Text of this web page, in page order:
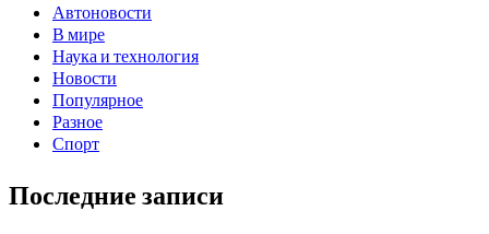
Автоновости
В мире
Наука и технология
Новости
Популярное
Разное
Спорт
Последние записи